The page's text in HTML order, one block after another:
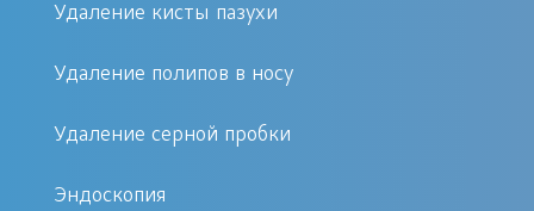
заболевания дерматологического
области лица и ушной раковины.
Сначала они вызывают зуд, а
гнойных или сукровичных
Удаление кисты пазухи
Удаление полипов в носу
Удаление серной пробки
Эндоскопия